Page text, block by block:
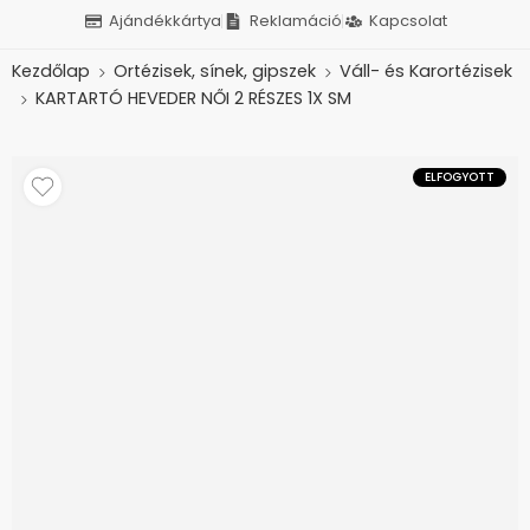
Ajándékkártya Reklamáció Kapcsolat
Kezdőlap Ortézisek, sínek, gipszek
Váll- és Karortézisek
KARTARTÓ HEVEDER NŐI 2 RÉSZES 1X SM
ELFOGYOTT